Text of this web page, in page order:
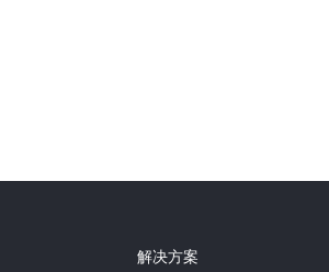
解决方案